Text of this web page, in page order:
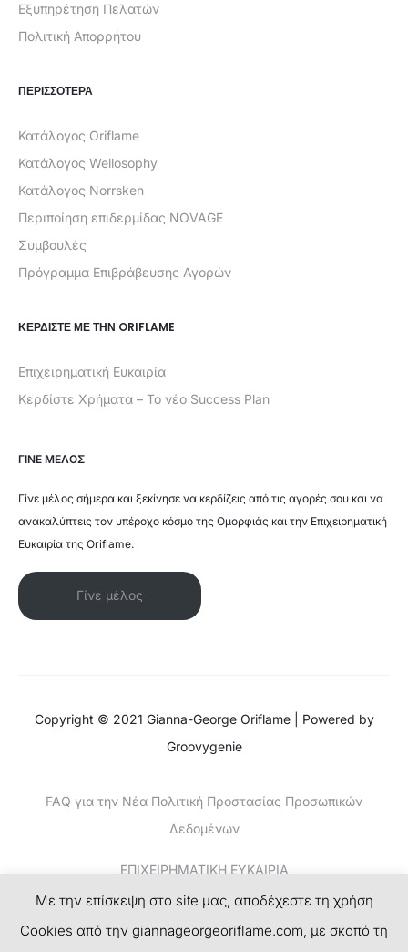
Εξυπηρέτηση Πελατών
Πολιτική Απορρήτου
ΠΕΡΙΣΣΟΤΕΡΑ
Κατάλογος Oriflame
Κατάλογος Wellosophy
Κατάλογος Norrsken
Περιποίηση επιδερμίδας NOVAGE
Συμβουλές
Πρόγραμμα Επιβράβευσης Αγορών
ΚΕΡΔΊΣΤΕ ΜΕ ΤΗΝ ORIFLAME
Επιχειρηματική Ευκαιρία
Κερδίστε Χρήματα – Το νέο Success Plan
ΓΙΝΕ ΜΕΛΟΣ
Γίνε μέλος σήμερα και ξεκίνησε να κερδίζεις από τις αγορές σου και να
ανακαλύπτεις τον υπέροχο κόσμο της Ομορφιάς και την Επιχειρηματική
Ευκαιρία της Oriflame.
Γίνε μέλος
Copyright © 2021 Gianna-George Oriflame | Powered by
Groovygenie
FAQ για την Νέα Πολιτική Προστασίας Προσωπικών
Δεδομένων
ΕΠΙΧΕΙΡΗΜΑΤΙΚΗ ΕΥΚΑΙΡΙΑ
ΚΕΡΔΙΣΤΕ ΧΡΗΜΑΤΑ-ΤΟ ΝΕΟ SUCCESS PLAN
Με την επίσκεψη στο site μας, αποδέχεστε τη χρήση
Cookies από την giannageorgeoriflame.com, με σκοπό τη